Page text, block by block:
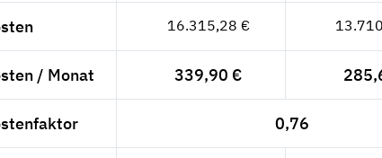
16.315,28 €
/ Monat 339,90 €
0,76